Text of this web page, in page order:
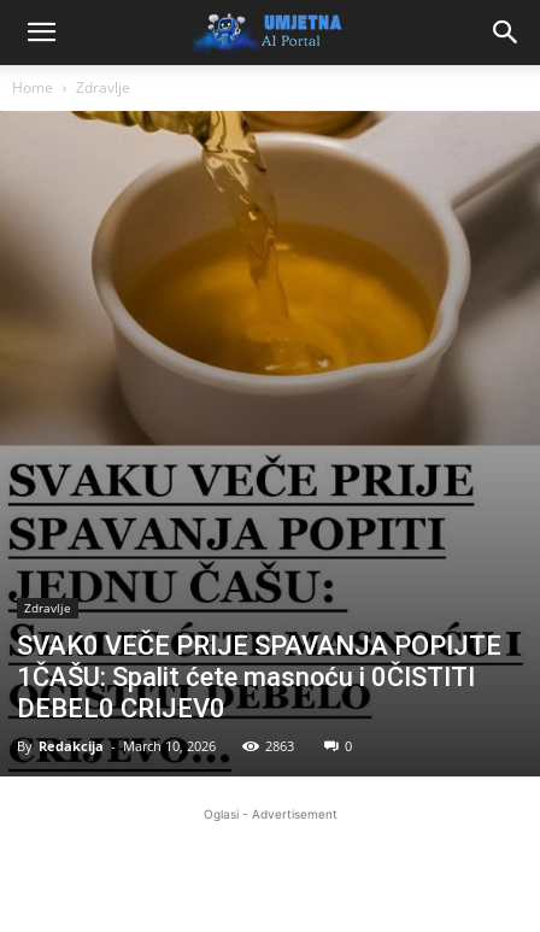
Home Zdravlje
Zdravlje
SVAK0 VEČE PRIJE SPAVANJA POPIJTE
1ČAŠU: Spalit ćete masnoću i 0ČISTITI
DEBEL0 CRIJEV0
By Redakcija - March 10, 2026 2863 0
Oglasi - Advertisement